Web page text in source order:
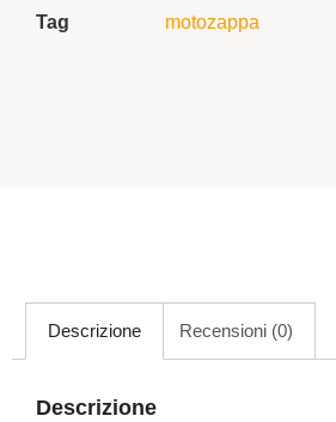
Tag motozappa
Descrizione Recensioni (0)
Descrizione